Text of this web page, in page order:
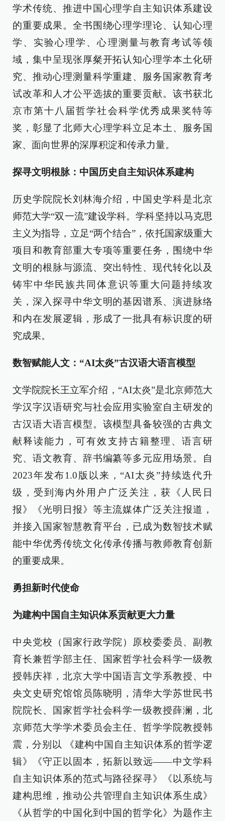
学术传统、推进中国心理学自主知识体系建设
的重要成果。全书围绕心理学理论、认知心理
学、实验心理学、心理测量与教育考试等领
域，集中呈现张厚粲开拓认知心理学本土化研
究、推动心理测量科学重建、服务国家教育考
试改革和人才公平选拔的重要贡献。该书获北
京市第十八届哲学社会科学优秀成果奖特等
奖，彰显了北师大心理学科立足本土、服务国
家、面向世界的深厚积淀和传承力量。
探寻文明根脉：中国历史自主知识体系建构
历史学院院长刘林海介绍，中国史学科是北京
师范大学“双一流”建设学科。学科坚持以马克思
主义为指导，立足“两个结合”，依托国家级重大
项目和教育部重大专项等重要任务，围绕中华
文明的根脉与源流、突出特性、现代转化以及
铸牢中华民族共同体意识等重大问题持续攻
关，深入探寻中华文明的基因谱系、演进脉络
和内在发展逻辑，形成了一批具有标识度的研
究成果。
数智赋能人文：“AI太炎”古汉语大语言模型
文学院院长王立军介绍，“AI太炎”是北京师范大
学汉字汉语研究与社会应用实验室自主研发的
古汉语大语言模型。该模型具备较强的古典文
献释读能力，可有效支持古籍整理、语言研
究、语文教育、辞书编纂等多元应用场景。自
2023年发布1.0版以来，“AI太炎”持续迭代升
级，受到海内外用户广泛关注，获《人民日
报》《光明日报》等主流媒体广泛关注报道，
并接入国家智慧教育平台，已成为数智技术赋
能中华优秀传统文化传承传播与教师教育创新
的重要成果。
勇担新时代使命
为建构中国自主知识体系贡献更大力量
中央党校（国家行政学院）原校委委员、副教
育长兼哲学部主任、国家哲学社会科学一级教
授韩庆祥，北京大学中国语言文学系教授、中
央文史研究馆馆员陈晓明，清华大学苏世民书
院院长、国家哲学社会科学一级教授薛澜，北
京师范大学学术委员会主任、哲学学院教授韩
震，分别以 《建构中国自主知识体系的哲学逻
辑》《守正以固本，拓新以致远——中文学科
自主知识体系的范式与路径探寻》《以系统与
建构思维，推动公共管理自主知识体系生成》
《从哲学的中国化到中国的哲学化》为题作主